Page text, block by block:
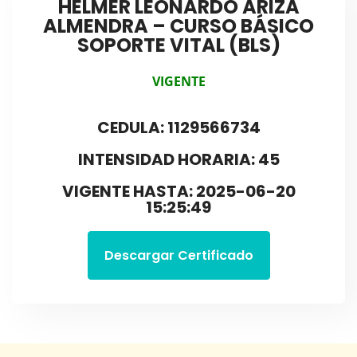
HELMER LEONARDO ARIZA
ALMENDRA – CURSO BÁSICO
SOPORTE VITAL (BLS)
VIGENTE
CEDULA: 1129566734
INTENSIDAD HORARIA: 45
VIGENTE HASTA: 2025-06-20
15:25:49
Descargar Certificado